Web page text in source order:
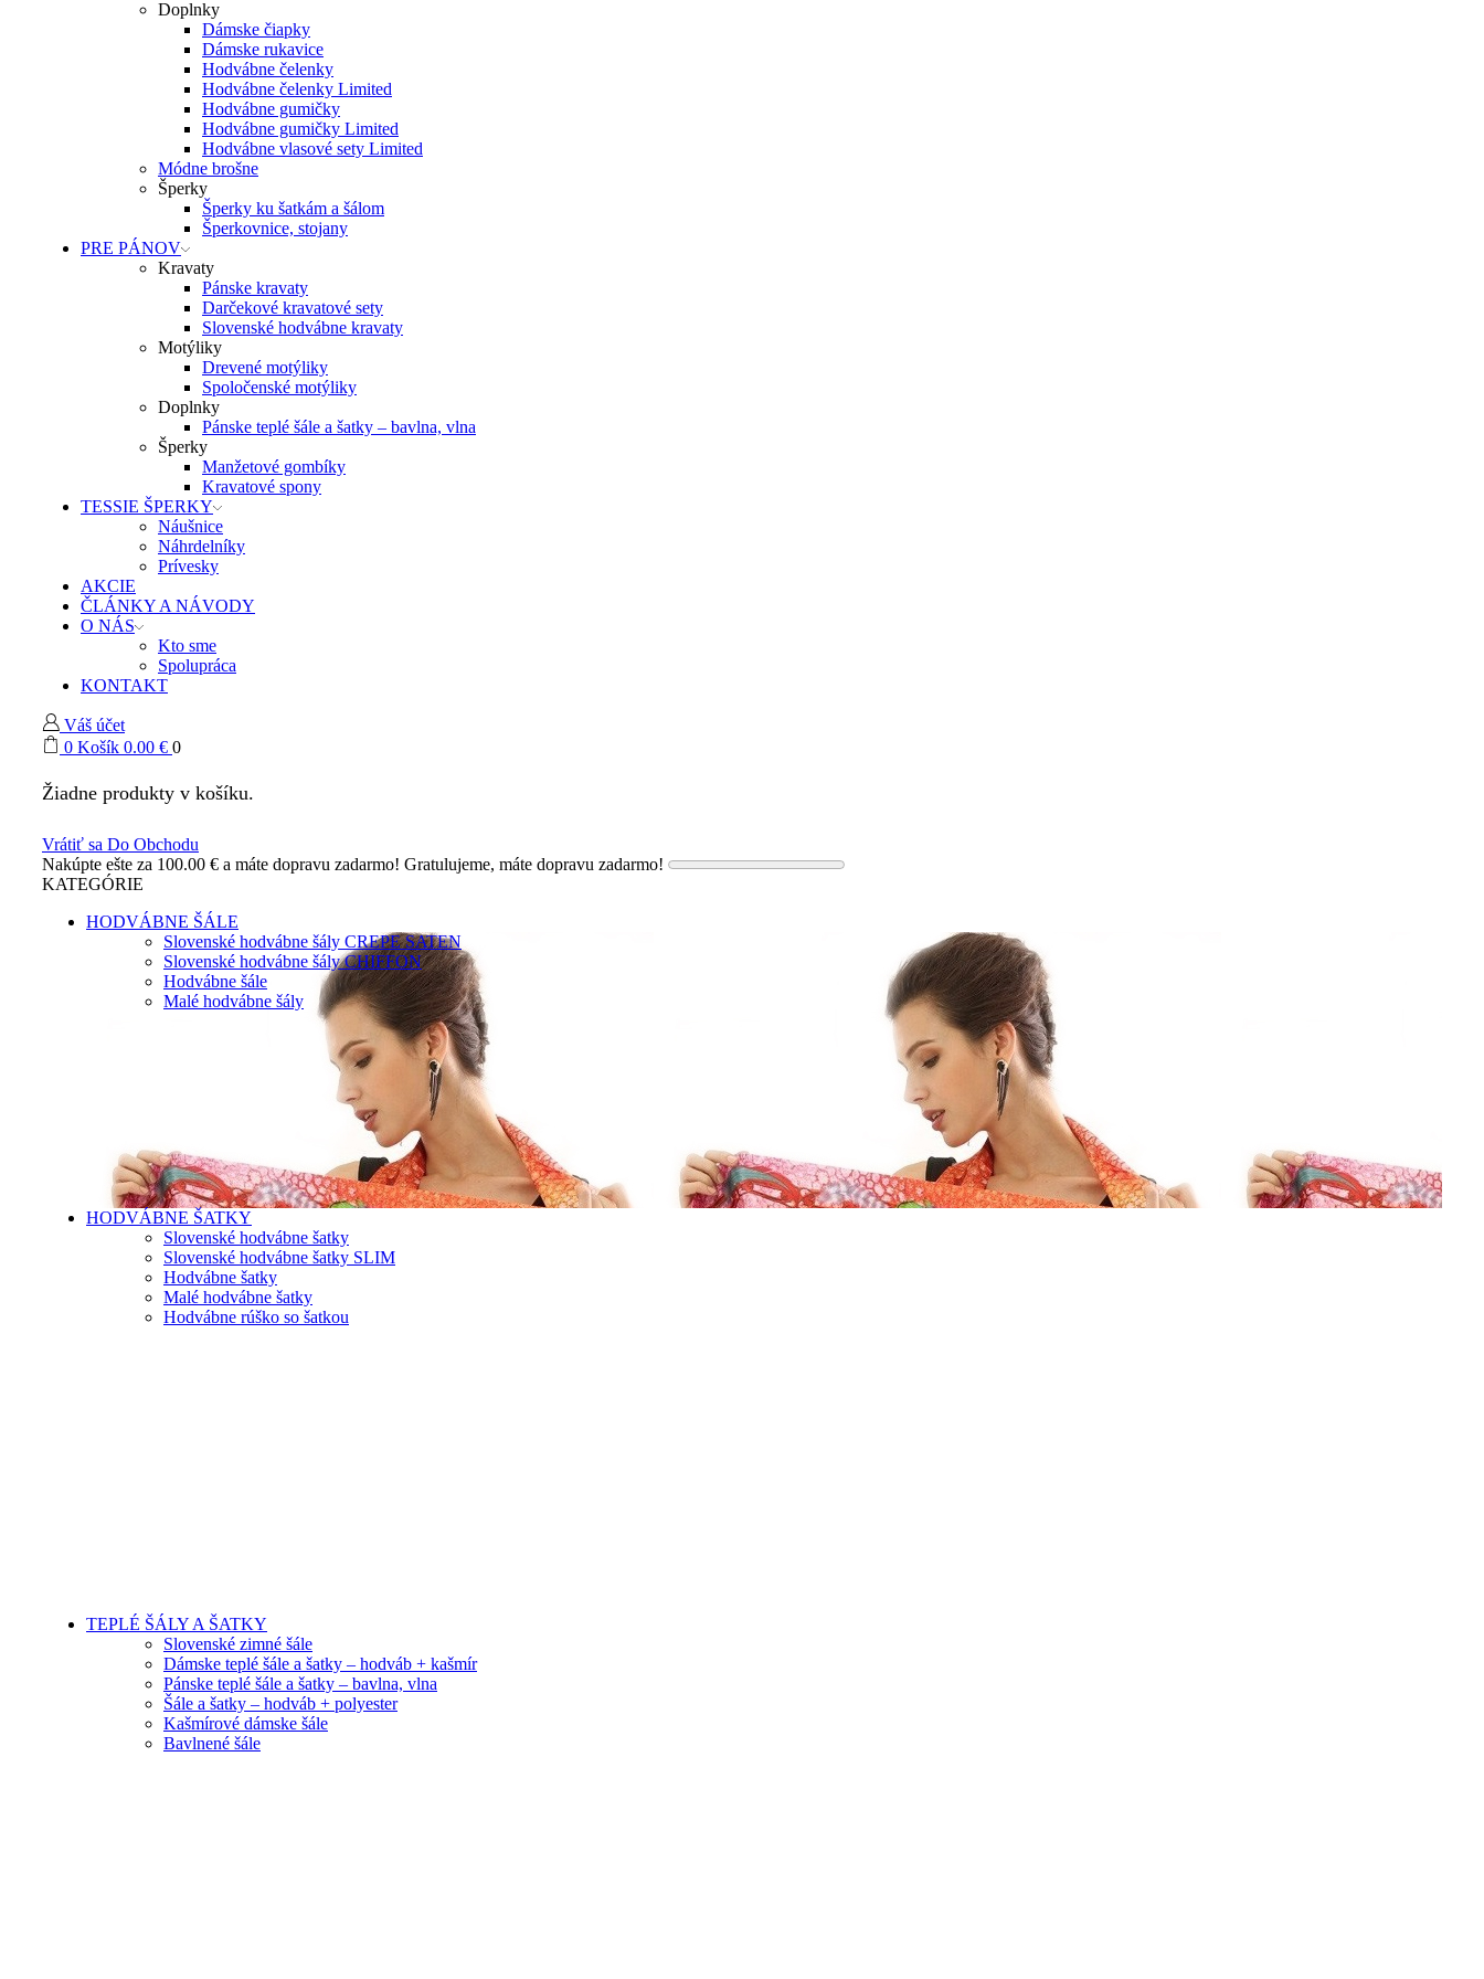
Doplnky
Dámske čiapky
Dámske rukavice
Hodvábne čelenky
Hodvábne čelenky Limited
Hodvábne gumičky
Hodvábne gumičky Limited
Hodvábne vlasové sety Limited
Módne brošne
Šperky
Šperky ku šatkám a šálom
Šperkovnice, stojany
PRE PÁNOV
Kravaty
Pánske kravaty
Darčekové kravatové sety
Slovenské hodvábne kravaty
Motýliky
Drevené motýliky
Spoločenské motýliky
Doplnky
Pánske teplé šále a šatky – bavlna, vlna
Šperky
Manžetové gombíky
Kravatové spony
TESSIE ŠPERKY
Náušnice
Náhrdelníky
Prívesky
AKCIE
ČLÁNKY A NÁVODY
O NÁS
Kto sme
Spolupráca
KONTAKT
Váš účet
0 Košík 0.00 € 0
Žiadne produkty v košíku.
Vrátiť sa Do Obchodu
Nakúpte ešte za 100.00 € a máte dopravu zadarmo! Gratulujeme, máte dopravu zadarmo!
KATEGÓRIE
HODVÁBNE ŠÁLE
Slovenské hodvábne šály CREPE SATEN
Slovenské hodvábne šály CHIFFON
Hodvábne šále
Malé hodvábne šály
HODVÁBNE ŠATKY
Slovenské hodvábne šatky
Slovenské hodvábne šatky SLIM
Hodvábne šatky
Malé hodvábne šatky
Hodvábne rúško so šatkou
TEPLÉ ŠÁLY A ŠATKY
Slovenské zimné šále
Dámske teplé šále a šatky – hodváb + kašmír
Pánske teplé šále a šatky – bavlna, vlna
Šále a šatky – hodváb + polyester
Kašmírové dámske šále
Bavlnené šále